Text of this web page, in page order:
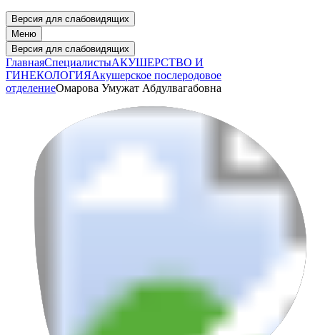
Версия для слабовидящих
Меню
Версия для слабовидящих
ГлавнаяСпециалистыАКУШЕРСТВО И
ГИНЕКОЛОГИЯАкушерское послеродовое
отделениеОмарова Умужат Абдулвагабовна